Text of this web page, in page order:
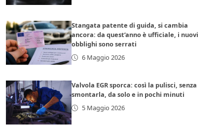
Stangata patente di guida, si cambia
ancora: da quest’anno è ufficiale, i nuovi
obblighi sono serrati
6 Maggio 2026
Valvola EGR sporca: così la pulisci, senza
smontarla, da solo e in pochi minuti
5 Maggio 2026